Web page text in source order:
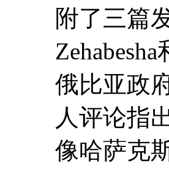
附了三篇
俄比亚政
人评论指
像哈萨克